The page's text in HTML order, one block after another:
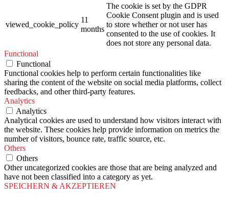
viewed_cookie_policy
11
months
The cookie is set by the GDPR
Cookie Consent plugin and is used
to store whether or not user has
consented to the use of cookies. It
does not store any personal data.
Functional
Functional
Functional cookies help to perform certain functionalities like
sharing the content of the website on social media platforms, collect
feedbacks, and other third-party features.
Analytics
Analytics
Analytical cookies are used to understand how visitors interact with
the website. These cookies help provide information on metrics the
number of visitors, bounce rate, traffic source, etc.
Others
Others
Other uncategorized cookies are those that are being analyzed and
have not been classified into a category as yet.
SPEICHERN & AKZEPTIEREN